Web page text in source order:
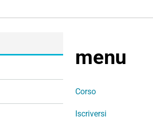
menu
Corso
Iscriversi